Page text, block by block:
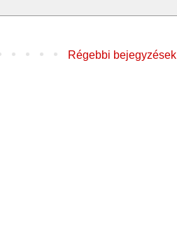
Régebbi bejegyzések